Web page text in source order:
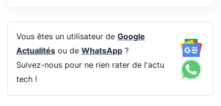
Vous êtes un utilisateur de Google
Actualitésou de WhatsApp?
Suivez-nous pour ne rien rater de l'actu
tech !